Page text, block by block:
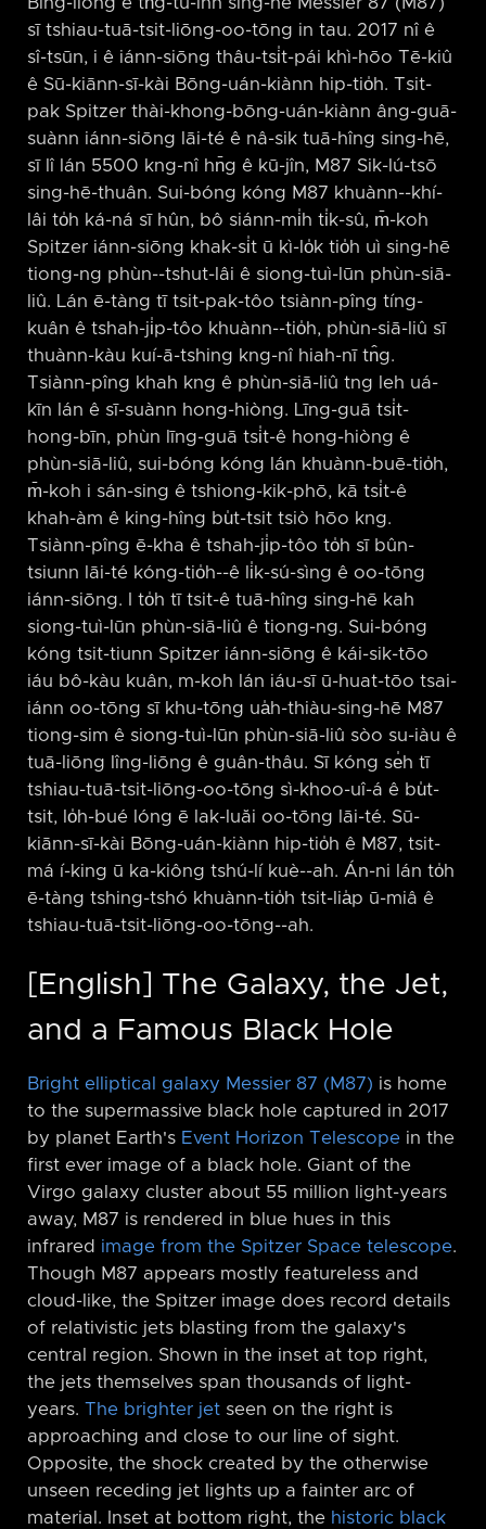
sī tshiau-tuā-tsit-liōng-oo-tōng in tau. 2017 nî ê
sî-tsūn, i ê iánn-siōng thâu-tsi̍t-pái khì-hōo Tē-kiû
ê Sū-kiānn-sī-kài Bōng-uán-kiànn hip-tio̍h. Tsit-
pak Spitzer thài-khong-bōng-uán-kiànn âng-guā-
suànn iánn-siōng lāi-té ê nâ-sik tuā-hîng sing-hē,
sī lî lán 5500 kng-nî hn̄g ê kū-jîn, M87 Sik-lú-tsō
sing-hē-thuân. Sui-bóng kóng M87 khuànn-⁠-khí-
lâi to̍h ká-ná sī hûn, bô siánn-mi̍h ti̍k-sû, m̄-koh
Spitzer iánn-siōng khak-si̍t ū kì-lo̍k tio̍h uì sing-hē
tiong-ng phùn-⁠-tshut-lâi ê siong-tuì-lūn phùn-siā-
liû. Lán ē-tàng tī tsit-pak-tôo tsiànn-pîng tíng-
kuân ê tshah-ji̍p-tôo khuànn-⁠-tio̍h, phùn-siā-liû sī
thuànn-kàu kuí-ā-tshing kng-nî hiah-nī tn̂g.
Tsiànn-pîng khah kng ê phùn-siā-liû tng leh uá-
kīn lán ê sī-suànn hong-hiòng. Līng-guā tsi̍t-
hong-bīn, phùn līng-guā tsi̍t-ê hong-hiòng ê
phùn-siā-liû, sui-bóng kóng lán khuànn-buē-tio̍h,
m̄-koh i sán-sing ê tshiong-kik-phō, kā tsi̍t-ê
khah-àm ê king-hîng bu̍t-tsit tsiò hōo kng.
Tsiànn-pîng ē-kha ê tshah-ji̍p-tôo to̍h sī bûn-
tsiunn lāi-té kóng-tio̍h-⁠-ê li̍k-sú-sìng ê oo-tōng
iánn-siōng. I to̍h tī tsit-ê tuā-hîng sing-hē kah
siong-tuì-lūn phùn-siā-liû ê tiong-ng. Sui-bóng
kóng tsit-tiunn Spitzer iánn-siōng ê kái-sik-tōo
iáu bô-kàu kuân, m-koh lán iáu-sī ū-huat-tōo tsai-
iánn oo-tōng sī khu-tōng ua̍h-thiàu-sing-hē M87
tiong-sim ê siong-tuì-lūn phùn-siā-liû sòo su-iàu ê
tuā-liōng lîng-liōng ê guân-thâu. Sī kóng se̍h tī
tshiau-tuā-tsit-liōng-oo-tōng sì-khoo-uî-á ê bu̍t-
tsit, lo̍h-bué lóng ē lak-luăi oo-tōng lāi-té. Sū-
kiānn-sī-kài Bōng-uán-kiànn hip-tio̍h ê M87, tsit-
má í-king ū ka-kiông tshú-lí kuè-⁠-ah. Án-ni lán to̍h
ē-tàng tshing-tshó khuànn-tio̍h tsit-lia̍p ū-miâ ê
tshiau-tuā-tsit-liōng-oo-tōng-⁠-ah.
[English] The Galaxy, the Jet,
and a Famous Black Hole
Bright elliptical galaxy Messier 87 (M87) is home
to the supermassive black hole captured in 2017
by planet Earth's Event Horizon Telescope in the
first ever image of a black hole. Giant of the
Virgo galaxy cluster about 55 million light-years
away, M87 is rendered in blue hues in this
infrared image from the Spitzer Space telescope.
Though M87 appears mostly featureless and
cloud-like, the Spitzer image does record details
of relativistic jets blasting from the galaxy's
central region. Shown in the inset at top right,
the jets themselves span thousands of light-
years. The brighter jet seen on the right is
approaching and close to our line of sight.
Opposite, the shock created by the otherwise
unseen receding jet lights up a fainter arc of
material. Inset at bottom right, the historic black